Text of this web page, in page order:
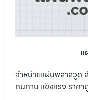
แ
จำหน่ายแผ่นพลาสวูด
ทนทาน แข็งแรง ราคา